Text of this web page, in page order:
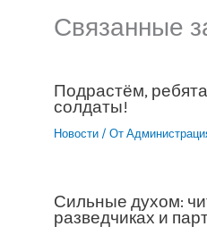
Связанные
Подрастём,
солдаты!
Новости / От
Сильные духом:
разведчиках и